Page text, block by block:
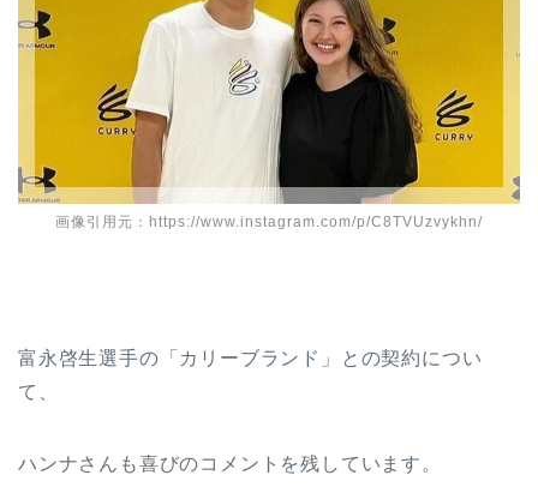
画像引用元：https://www.instagram.com/p/C8TVUzvykhn/
富永啓生選手の「カリーブランド」との契約につい
て、
ハンナさんも喜びのコメントを残しています。